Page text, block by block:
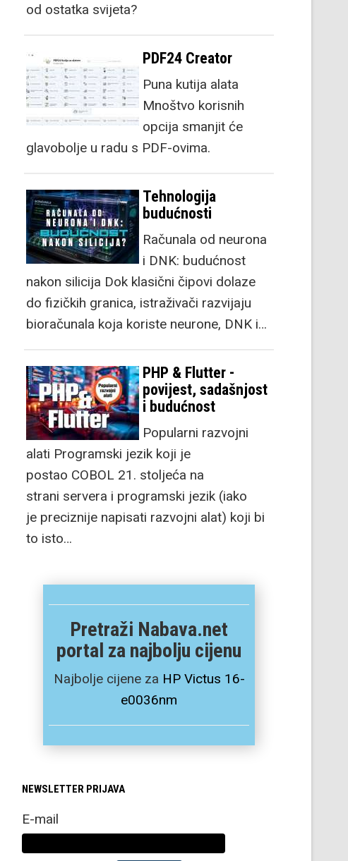
od ostatka svijeta?
PDF24 Creator
Puna kutija alata
Mnoštvo korisnih
opcija smanjit će
glavobolje u radu s PDF-ovima.
Tehnologija
budućnosti
Računala od neurona
i DNK: budućnost
nakon silicija Dok klasični čipovi dolaze
do fizičkih granica, istraživači razvijaju
bioračunala koja koriste neurone, DNK i…
PHP & Flutter -
povijest, sadašnjost
i budućnost
Popularni razvojni
alati Programski jezik koji je
postao COBOL 21. stoljeća na
strani servera i programski jezik (iako
je preciznije napisati razvojni alat) koji bi
to isto…
Pretraži Nabava.net
portal za najbolju cijenu
Najbolje cijene za HP Victus 16-
e0036nm
NEWSLETTER PRIJAVA
E-mail